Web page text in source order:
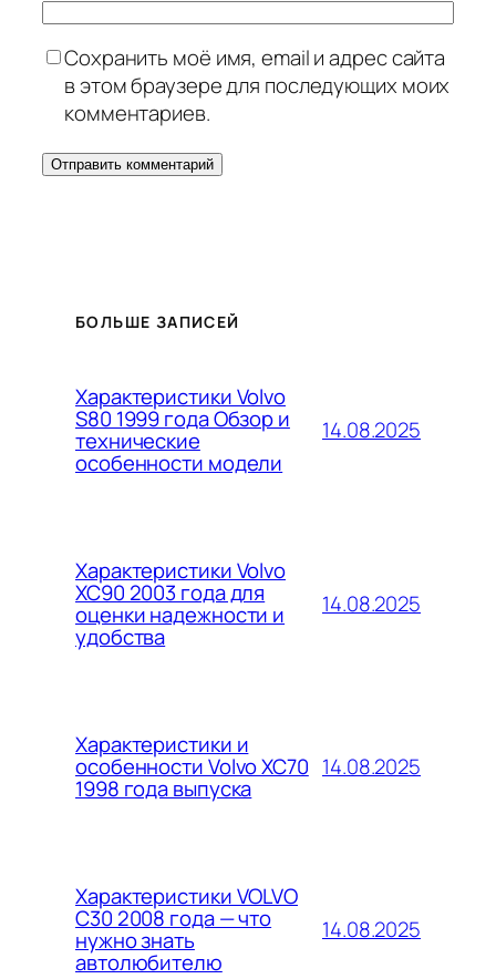
Сохранить моё имя, email и адрес сайта
в этом браузере для последующих моих
комментариев.
БОЛЬШЕ ЗАПИСЕЙ
Характеристики Volvo
S80 1999 года Обзор и
технические
особенности модели
14.08.2025
Характеристики Volvo
XC90 2003 года для
оценки надежности и
удобства
14.08.2025
Характеристики и
особенности Volvo XC70
1998 года выпуска
14.08.2025
Характеристики VOLVO
C30 2008 года — что
нужно знать
автолюбителю
14.08.2025